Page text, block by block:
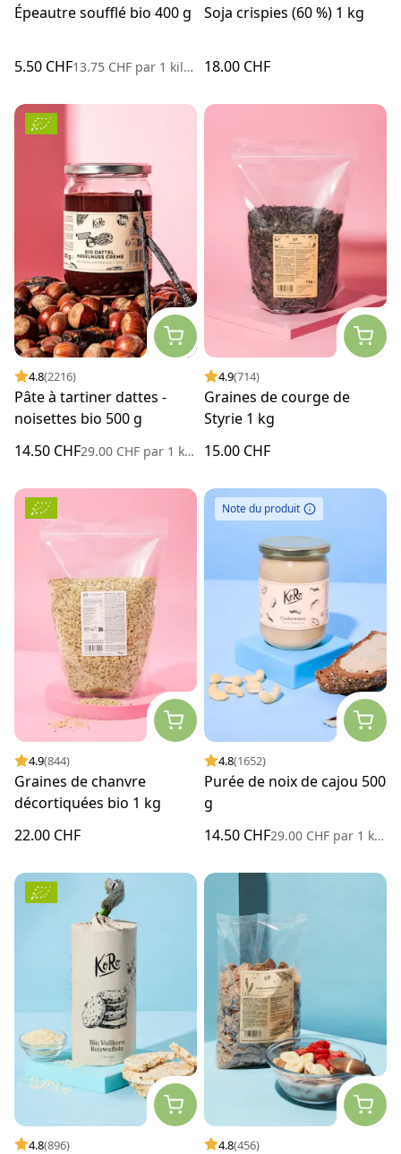
Épeautre soufflé bio 400 g
5.50 CHF13.75 CHF par 1 kilogramme
Soja crispies (60 %) 1 kg
18.00 CHF
4.8(2216)
Pâte à tartiner dattes -
noisettes bio 500 g
14.50 CHF29.00 CHF par 1 kilogramme
4.9(714)
Graines de courge de
Styrie 1 kg
15.00 CHF
4.9(844)
Graines de chanvre
décortiquées bio 1 kg
22.00 CHF
Note du produit
4.8(1652)
Purée de noix de cajou 500
g
14.50 CHF29.00 CHF par 1 kilogramme
4.8(896) 4.8(456)